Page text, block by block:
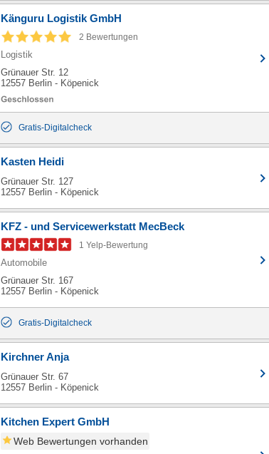
Känguru Logistik GmbH
2 Bewertungen
Logistik
Grünauer Str. 12
12557 Berlin - Köpenick
Gratis-Digitalcheck
Kasten Heidi
Grünauer Str. 127
12557 Berlin - Köpenick
KFZ - und Servicewerkstatt MecBeck
1 Yelp-Bewertung
Automobile
Grünauer Str. 167
12557 Berlin - Köpenick
Gratis-Digitalcheck
Kirchner Anja
Grünauer Str. 67
12557 Berlin - Köpenick
Kitchen Expert GmbH
Web Bewertungen vorhanden